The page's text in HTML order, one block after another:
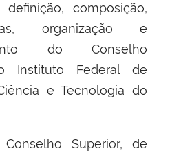
composição,
organização e
do Conselho
Instituto Federal de
e Tecnologia do
Superior, de